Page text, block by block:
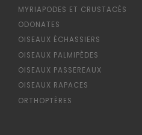
MYRIAPODES ET CRUSTACÉS
ODONATES
OISEAUX ÉCHASSIERS
OISEAUX PALMIPÈDES
OISEAUX PASSEREAUX
OISEAUX RAPACES
ORTHOPTÈRES